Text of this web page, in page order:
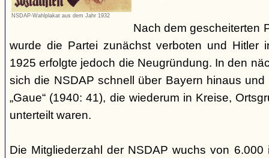
NSDAP-Wahlplakat aus dem Jahr 1932
Nach dem gescheiterten
wurde die Partei zunächst verboten und Hitler
1925 erfolgte jedoch die Neugründung. In den
sich die NSDAP schnell über Bayern hinaus
„Gaue“ (1940: 41), die wiederum in Kreise,
unterteilt waren.
Die Mitgliederzahl der NSDAP wuchs von